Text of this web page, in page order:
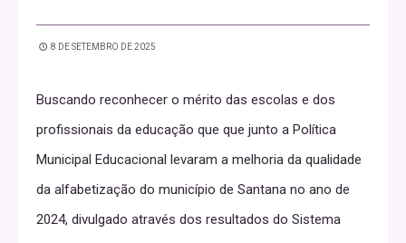
8 DE SETEMBRO DE 2025
Buscando reconhecer o mérito das escolas e dos
profissionais da educação que que junto a Política
Municipal Educacional levaram a melhoria da qualidade
da alfabetização do município de Santana no ano de
2024, divulgado através dos resultados do Sistema